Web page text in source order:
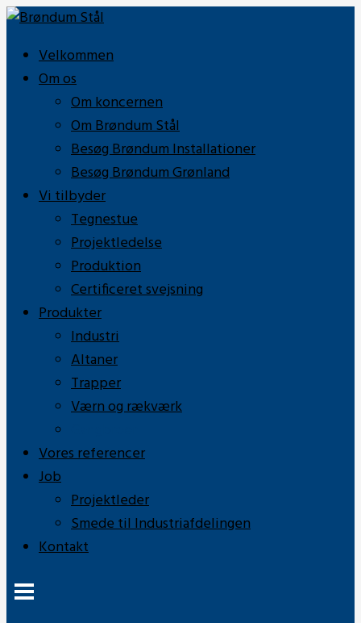
Velkommen
Om os
Om koncernen
Om Brøndum Stål
Besøg Brøndum Installationer
Besøg Brøndum Grønland
Vi tilbyder
Tegnestue
Projektledelse
Produktion
Certificeret svejsning
Produkter
Industri
Altaner
Trapper
Værn og rækværk
Vores referencer
Job
Projektleder
Smede til Industriafdelingen
Kontakt